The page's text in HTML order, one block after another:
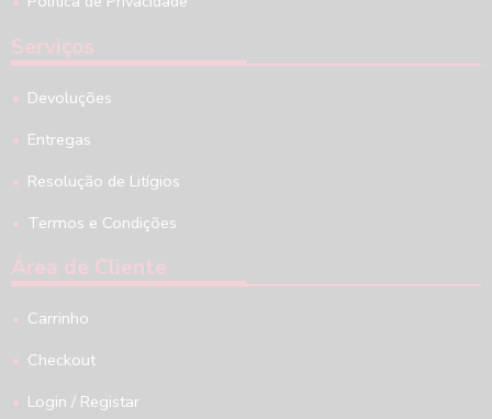
Serviços
Devoluções
Entregas
Resolução de Litígios
Termos e Condições
Área de Cliente
Carrinho
Checkout
Login / Registar